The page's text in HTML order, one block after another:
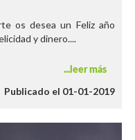
os desea un Feliz año
y dinero....
leer más
Publicado el 01-01-2019